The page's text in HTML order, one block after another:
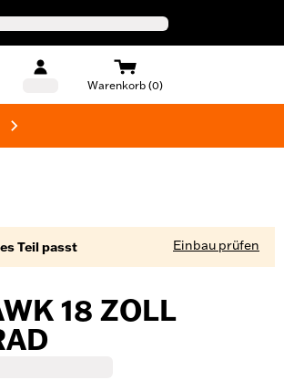
Warenkorb (0)
Teil passt Einbau prüfen
18 ZOLL